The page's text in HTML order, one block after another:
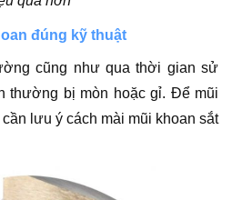
đúng kỹ thuật
cũng như qua thời gian sử
thường bị mòn hoặc gỉ. Để mũi
lưu ý cách mài mũi khoan sắt